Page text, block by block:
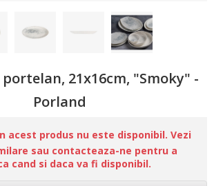
21x16cm, "Smoky" -
Porland
acest produs nu este disponibil. Vezi
sau contacteaza-ne pentru a
cand si daca va fi disponibil.